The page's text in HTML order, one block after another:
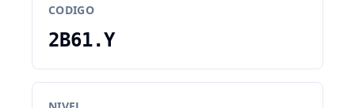
CODIGO
2B61.Y